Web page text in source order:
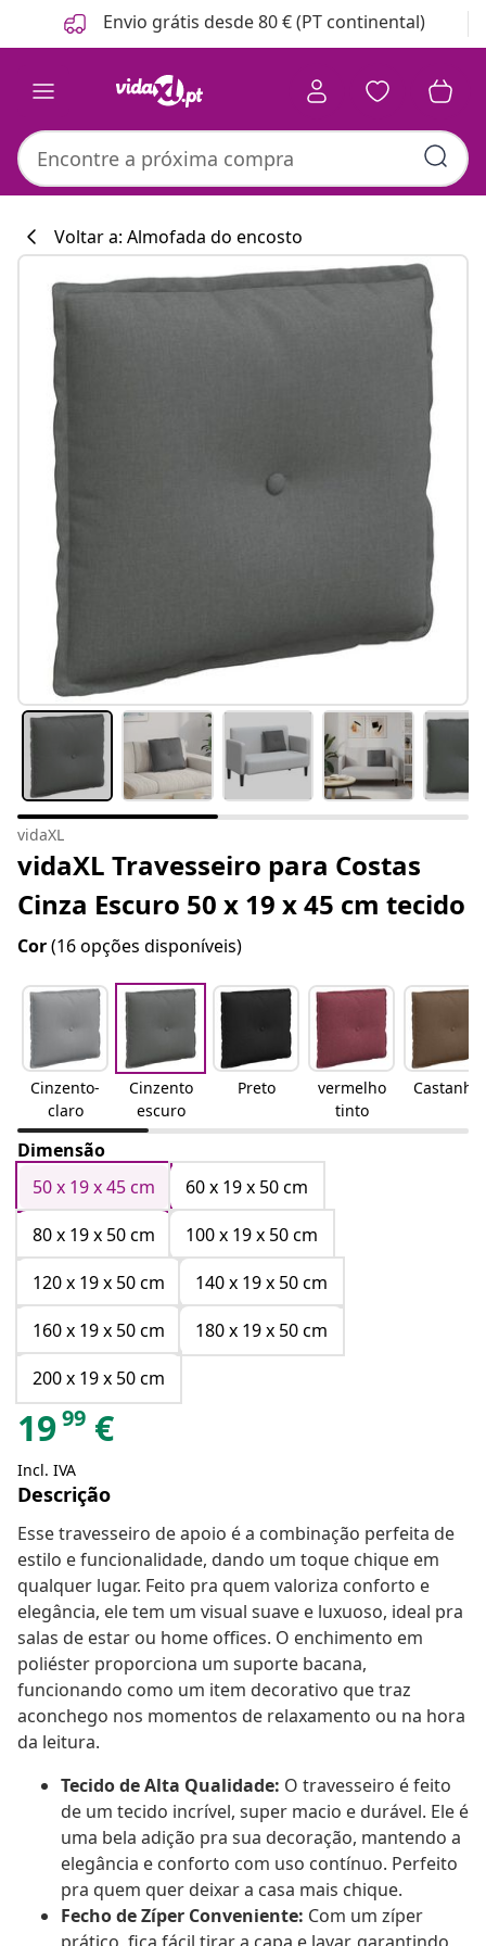
Anterior
Seguinte Envio grátis desde 80 € (PT continental)
Voltar a: Almofada do encosto
vidaXL
vidaXL Travesseiro para Costas
Cinza Escuro 50 x 19 x 45 cm tecido
Cor(16 opções disponíveis)
Cinzento-
claro
Cinzento
escuro
Preto
vermelho
tinto
Castanho
Dimensão
50 x 19 x 45 cm
60 x 19 x 50 cm
80 x 19 x 50 cm
100 x 19 x 50 cm
120 x 19 x 50 cm
140 x 19 x 50 cm
160 x 19 x 50 cm
180 x 19 x 50 cm
200 x 19 x 50 cm
1999 €
Incl. IVA
Descrição
Esse travesseiro de apoio é a combinação perfeita de
estilo e funcionalidade, dando um toque chique em
qualquer lugar. Feito pra quem valoriza conforto e
elegância, ele tem um visual suave e luxuoso, ideal pra
salas de estar ou home offices. O enchimento em
poliéster proporciona um suporte bacana,
funcionando como um item decorativo que traz
aconchego nos momentos de relaxamento ou na hora
da leitura.
Tecido de Alta Qualidade: O travesseiro é feito
de um tecido incrível, super macio e durável. Ele é
uma bela adição pra sua decoração, mantendo a
elegância e conforto com uso contínuo. Perfeito
pra quem quer deixar a casa mais chique.
Fecho de Zíper Conveniente: Com um zíper